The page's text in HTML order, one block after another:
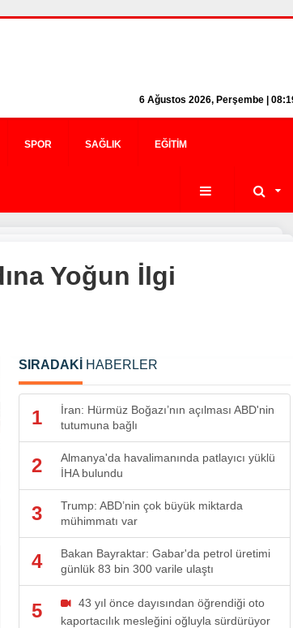
6 Ağustos 2026, Perşembe |
SPOR SAĞLIK EĞITIM
Yoğun İlgi
SIRADAKİ HABERLER
1
İran: Hürmüz Boğazı’nın açılması ABD'nin
tutumuna bağlı
2
Almanya'da havalimanında patlayıcı yüklü
İHA bulundu
3
Trump: ABD’nin çok büyük miktarda
mühimmatı var
4
Bakan Bayraktar: Gabar'da petrol üretimi
günlük 83 bin 300 varile ulaştı
5
43 yıl önce dayısından öğrendiği oto
kaportacılık mesleğini oğluyla sürdürüyor